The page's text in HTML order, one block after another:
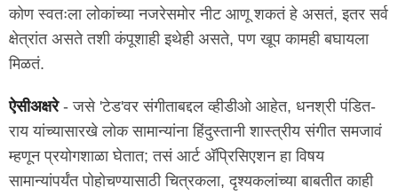
कोण स्वतःला लोकांच्या नजरेसमोर नीट आणू शकतं हे असतं, इतर सर्व
क्षेत्रांत असते तशी कंपूशाही इथेही असते, पण खूप कामही बघायला
मिळतं.
ऐसीअक्षरे- जसे 'टेड'वर संगीताबद्दल व्हीडीओ आहेत, धनश्री पंडित-
राय यांच्यासारखे लोक सामान्यांना हिंदुस्तानी शास्त्रीय संगीत समजावं
म्हणून प्रयोगशाळा घेतात; तसं आर्ट अ‍ॅप्रिसिएशन हा विषय
सामान्यांपर्यंत पोहोचण्यासाठी चित्रकला, दृश्यकलांच्या बाबतीत काही